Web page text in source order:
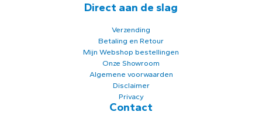
Direct aan de slag
Verzending
Betaling en Retour
Mijn Webshop bestellingen
Onze Showroom
Algemene voorwaarden
Disclaimer
Privacy
Contact